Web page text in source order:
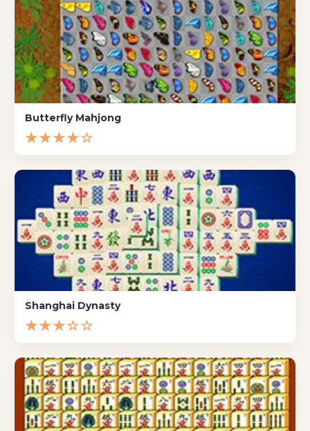
Butterfly Mahjong
★★★★☆
Shanghai Dynasty
★★★☆☆